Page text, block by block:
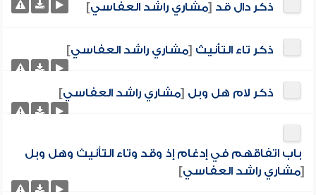
ذكر دال قد [مشاري راشد العفاسي]
ذكر تاء التأنيث [مشاري راشد العفاسي]
ذكر لام هل وبل [مشاري راشد العفاسي]
باب اتفاقهم في إدغام إذ وقد وتاء التأنيث وهل وبل
[مشاري راشد العفاسي]